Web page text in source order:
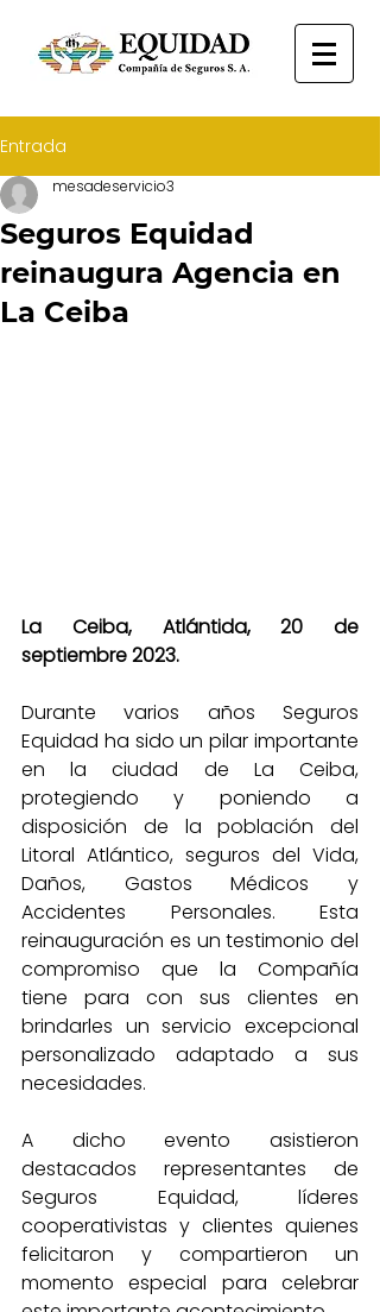
Entrada
Seguros Equidad
reinaugura Agencia en
La Ceiba
mesadeservicio3
La Ceiba, Atlántida, 20 de
septiembre 2023.
Durante varios años Seguros
Equidad ha sido un pilar importante
en la ciudad de La Ceiba,
protegiendo y poniendo a
disposición de la población del
Litoral Atlántico, seguros del Vida,
Daños, Gastos Médicos y
Accidentes Personales. Esta
reinauguración es un testimonio del
compromiso que la Compañía
tiene para con sus clientes en
brindarles un servicio excepcional
personalizado adaptado a sus
necesidades.
A dicho evento asistieron
destacados representantes de
Seguros Equidad, líderes
cooperativistas y clientes quienes
felicitaron y compartieron un
momento especial para celebrar